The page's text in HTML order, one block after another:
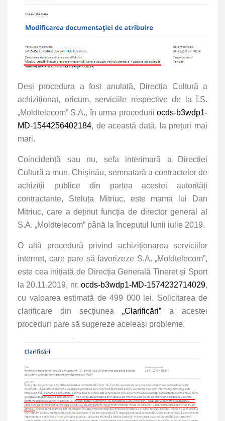
Deși procedura a fost anulată, Direcția Cultură a
achiziționat, oricum, serviciile respective de la Î.S.
„Moldtelecom” S.A., în urma procedurii ocds-b3wdp1-
MD-1544256402184, de această dată, la prețuri mai
mari.
Coincidență sau nu, șefa interimară a Direcției
Cultură a mun. Chișinău, semnatară a contractelor de
achiziții publice din partea acestei autorități
contractante, Steluța Mitriuc, este mama lui Dan
Mitriuc, care a deținut funcția de director general al
S.A. „Moldtelecom” până la începutul lunii iulie 2019.
O altă procedură privind achiziționarea serviciilor
internet, care pare să favorizeze S.A. „Moldtelecom”,
este cea inițiată de Direcția Generală Tineret și Sport
la 20.11.2019, nr. ocds-b3wdp1-MD-1574232714029,
cu valoarea estimată de 499 000 lei. Solicitarea de
clarificare din secțiunea „Clarificări” a acestei
proceduri pare să sugereze aceleași probleme.